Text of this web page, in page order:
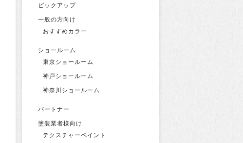
ピックアップ
一般の方向け
おすすめカラー
ショールーム
東京ショールーム
神戸ショールーム
神奈川ショールーム
パートナー
塗装業者様向け
テクスチャーペイント